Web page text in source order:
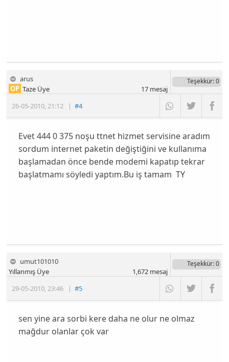
arus
26-05-2010,21:12 |#4
OP Taze Üye
Teşekkür: 0
17mesaj
Evet 444 0 375 noşu ttnet hizmet servisine aradım
sordum internet paketin değiştiğini ve kullanıma
başlamadan önce bende modemi kapatıp tekrar
başlatmamı söyledi yaptım.Bu iş tamam TY
umut101010
29-05-2010,23:46 |#5
Yıllanmış Üye
Teşekkür: 0
1,672mesaj
sen yine ara sorbi kere daha ne olur ne olmaz
mağdur olanlar çok var